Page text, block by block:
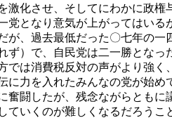
激化させ、そしてにわかに政権
となり意気が上がってはいる
が、過去最低だった〇七年の
ず）で、自民党は二一勝とな
では消費税反対の声がより強く
に力を入れたみんなの党が始
奮闘したが、残念ながらとも
ていくのが難しくなるだろうこ